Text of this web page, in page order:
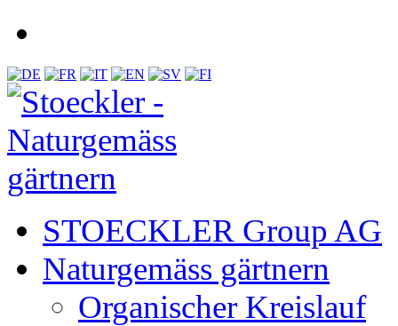
STOECKLER Group AG
Naturgemäss gärtnern
Organischer Kreislauf